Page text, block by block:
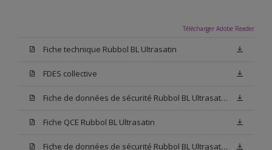
Télécharger Adobe Reader
Fiche technique Rubbol BL Ultrasatin
FDES collective
Fiche de données de sécurité Rubbol BL Ultrasatin Base N00
Fiche QCE Rubbol BL Ultrasatin
Fiche de données de sécurité Rubbol BL Ultrasatin Base W05